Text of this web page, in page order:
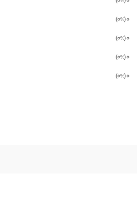
0
(0
%
)
0
(0
%
)
0
(0
%
)
0
(0
%
)